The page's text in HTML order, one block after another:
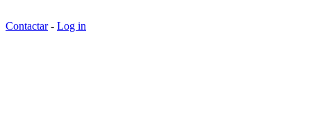
Contactar- Log in